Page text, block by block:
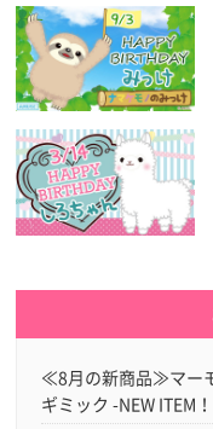
≪8月の新商品≫マー
ギミック -NEW ITEM！